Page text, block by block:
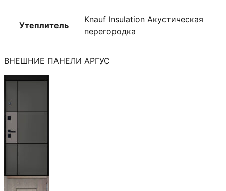
Утеплитель
Knauf Insulation Акустическая
перегородка
ВНЕШНИЕ ПАНЕЛИ АРГУС
Мичиган